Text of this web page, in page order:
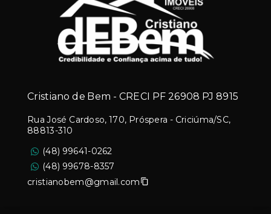
Cristiano de Bem - CRECI PF 26908 PJ 8915
Rua José Cardoso, 170, Próspera - Criciúma/SC,
88813-310
(48) 99641-0262
(48) 99678-8357
cristianobem@gmail.com